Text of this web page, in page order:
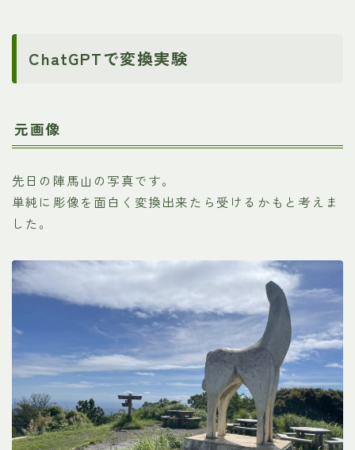
ChatGPTで変換実験
元画像
先日の陣馬山の写真です。
単純に彫像を面白く変換出来たら受けるかもと考えま
した。